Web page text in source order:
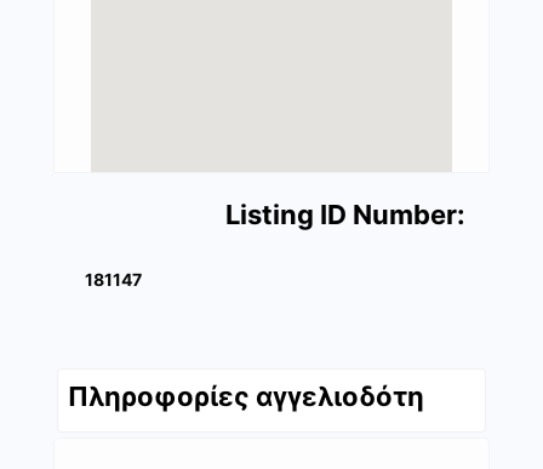
Listing ID Number:
181147
Πληροφορίες αγγελιοδότη